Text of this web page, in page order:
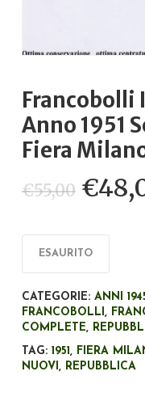
Francobolli
Anno 1951
Fiera
€55,00 Il
prezzo
era:
€
ESAURITO
CATEGORIE: ANNI
FRANCOBOLLI,
COMPLETE,
TAG: 1951, FIERA
NUOVI, REPUBBLICA